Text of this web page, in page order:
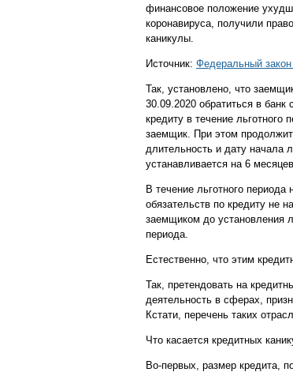
финансовое положение
коронавируса, получили
каникулы.
Источник: Федеральный
Так, установлено, что
30.09.2020 обратиться в
кредиту в течение
заемщик. При этом
длительность и дату начала
устанавливается на 6
В течение льготного
обязательств по кредиту не
заемщиком до установления
периода.
Естественно, что этим
Так, претендовать на
деятельность в сферах,
Кстати, перечень таких
Что касается кредитных
Во-первых, размер кредита,